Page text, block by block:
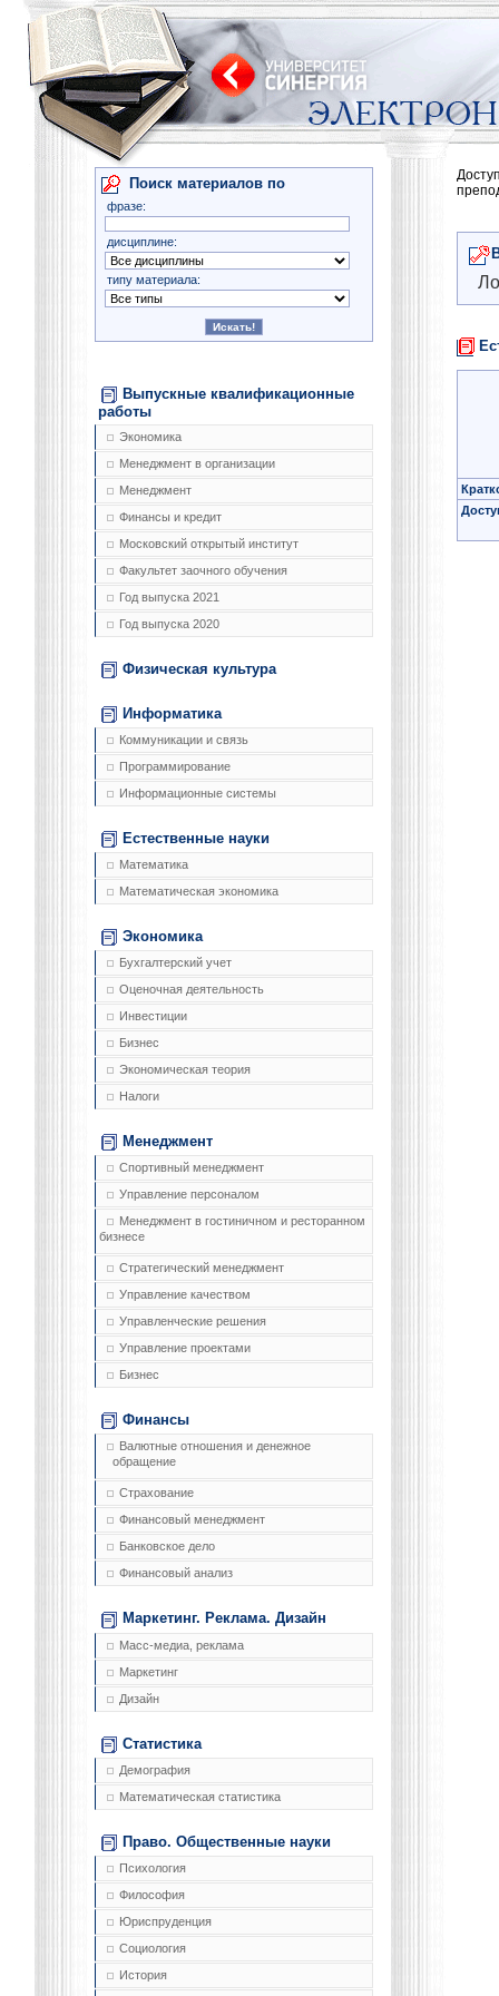
Поиск материалов по
фразе:
дисциплине:
типу материала:
Выпускные квалификационные
работы
Экономика
Менеджмент в организации
Менеджмент
Финансы и кредит
Московский открытый институт
Факультет заочного обучения
Год выпуска 2021
Год выпуска 2020
Физическая культура
Информатика
Коммуникации и связь
Программирование
Информационные системы
Естественные науки
Математика
Математическая экономика
Экономика
Бухгалтерский учет
Оценочная деятельность
Инвестиции
Бизнес
Экономическая теория
Налоги
Менеджмент
Спортивный менеджмент
Управление персоналом
Менеджмент в гостиничном и ресторанном
бизнесе
Стратегический менеджмент
Управление качеством
Управленческие решения
Управление проектами
Бизнес
Финансы
Валютные отношения и денежное
обращение
Страхование
Финансовый менеджмент
Банковское дело
Финансовый анализ
Маркетинг. Реклама. Дизайн
Масс-медиа, реклама
Маркетинг
Дизайн
Статистика
Демография
Математическая статистика
Право. Общественные науки
Психология
Философия
Юриспруденция
Социология
История